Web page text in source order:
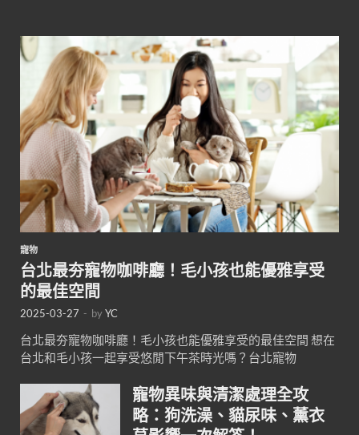
寵物
台北最夯寵物咖啡廳！毛小孩也能優雅享受
的最佳空間
2025-03-27 - byYC
台北最夯寵物咖啡廳！毛小孩也能優雅享受的最佳空間 想在
台北和毛小孩一起享受悠閒下午茶時光嗎？台北寵物
寵物異味與清潔處理全攻
略：狗洗澡、貓尿味、薰衣